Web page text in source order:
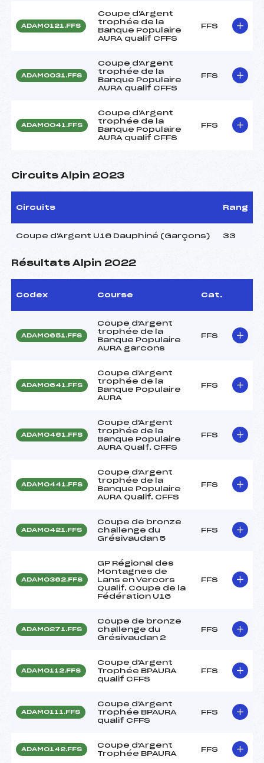
ADAM0121.FFS
Coupe d'Argent
trophée de la
Banque Populaire
AURA qualif CFFS
FFS
ADAM0031.FFS
Coupe d'Argent
trophée de la
Banque Populaire
AURA qualif CFFS
FFS
ADAM0041.FFS
Coupe d'Argent
trophée de la
Banque Populaire
AURA qualif CFFS
FFS
Circuits Alpin 2023
Circuits Rang
Coupe d'Argent U16 Dauphiné (Garçons) 33
Résultats Alpin 2022
Codex Course Cat.
ADAM0651.FFS
Coupe d'Argent
trophée de la
Banque Populaire
AURA garcons
FFS
ADAM0641.FFS
Coupe d'Argent
trophée de la
Banque Populaire
AURA
FFS
ADAM0461.FFS
Coupe d'Argent
trophée de la
Banque Populaire
AURA Qualf. CFFS
FFS
ADAM0441.FFS
Coupe d'Argent
trophée de la
Banque Populaire
AURA Qualif. CFFS
FFS
ADAM0421.FFS
Coupe de bronze
challenge du
Grésivaudan 5
FFS
ADAM0362.FFS
GP Régional des
Montagnes de
Lans en Vercors
Qualif. Coupe de la
Fédération U16
FFS
ADAM0271.FFS
Coupe de bronze
challenge du
Grésivaudan 2
FFS
ADAM0112.FFS
Coupe d'Argent
Trophée BPAURA
qualif CFFS
FFS
ADAM0111.FFS
Coupe d'Argent
Trophée BPAURA
qualif CFFS
FFS
ADAM0142.FFS
Coupe d'Argent
Trophée BPAURA
FFS